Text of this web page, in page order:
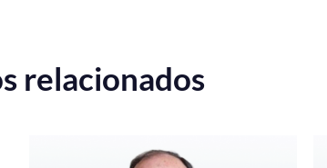
relacionados